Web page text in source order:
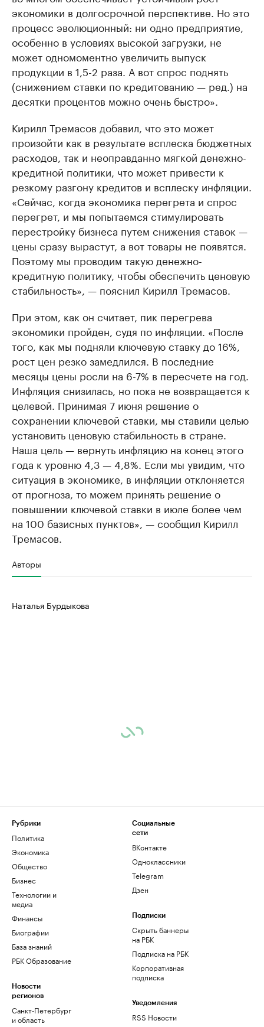
экономики в долгосрочной перспективе. Но это
процесс эволюционный: ни одно предприятие,
особенно в условиях высокой загрузки, не
может одномоментно увеличить выпуск
продукции в 1,5-2 раза. А вот спрос поднять
(снижением ставки по кредитованию — ред.) на
десятки процентов можно очень быстро».
Кирилл Тремасов добавил, что это может
произойти как в результате всплеска бюджетных
расходов, так и неоправданно мягкой денежно-
кредитной политики, что может привести к
резкому разгону кредитов и всплеску инфляции.
«Сейчас, когда экономика перегрета и спрос
перегрет, и мы попытаемся стимулировать
перестройку бизнеса путем снижения ставок —
цены сразу вырастут, а вот товары не появятся.
Поэтому мы проводим такую денежно-
кредитную политику, чтобы обеспечить ценовую
стабильность», — пояснил Кирилл Тремасов.
При этом, как он считает, пик перегрева
экономики пройден, судя по инфляции. «После
того, как мы подняли ключевую ставку до 16%,
рост цен резко замедлился. В последние
месяцы цены росли на 6-7% в пересчете на год.
Инфляция снизилась, но пока не возвращается к
целевой. Принимая 7 июня решение о
сохранении ключевой ставки, мы ставили целью
установить ценовую стабильность в стране.
Наша цель — вернуть инфляцию на конец этого
года к уровню 4,3 — 4,8%. Если мы увидим, что
ситуация в экономике, в инфляции отклоняется
от прогноза, то можем принять решение о
повышении ключевой ставки в июле более чем
на 100 базисных пунктов», — сообщил Кирилл
Тремасов.
Авторы
Наталья Бурдыкова
Рубрики
Политика
Экономика
Общество
Бизнес
Технологии и
медиа
Финансы
Биографии
База знаний
РБК Образование
Новости
регионов
Санкт-Петербург
и область
Социальные
сети
ВКонтакте
Одноклассники
Telegram
Дзен
Подписки
Скрыть баннеры
на РБК
Подписка на РБК
Корпоративная
подписка
Уведомления
RSS Новости